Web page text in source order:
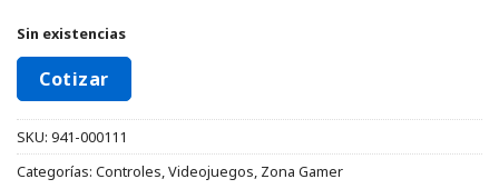
Sin existencias
Cotizar
SKU: 941-000111
Categorías: Controles Videojuegos Zona Gamer